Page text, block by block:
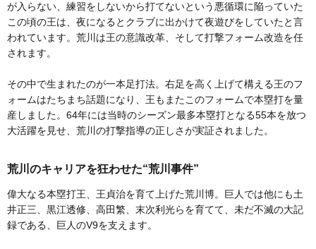
が入らない、練習をしないから打てないという悪循環に陥っていた
この頃の王は、夜になるとクラブに出かけて夜遊びをしていたと言
われています。荒川は王の意識改革、そして打撃フォーム改造を任
されます。
その中で生まれたのが一本足打法。右足を高く上げて構える王のフ
ォームはたちまち話題になり、王もまたこのフォームで本塁打を量
産しました。64年には当時のシーズン最多本塁打となる55本を放つ
大活躍を見せ、荒川の打撃指導の正しさが実証されました。
荒川のキャリアを狂わせた“荒川事件”
偉大なる本塁打王、王貞治を育て上げた荒川博。巨人では他にも土
井正三、黒江透修、高田繁、末次利光らを育てて、未だ不滅の大記
録である、巨人のV9を支えます。